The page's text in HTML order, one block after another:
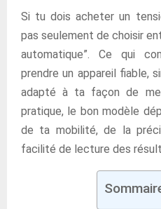
Si tu dois acheter un
pas seulement de choisir
automatique”. Ce qui
prendre un appareil fiable,
adapté à ta façon de
pratique, le bon modèle
de ta mobilité, de la
facilité de lecture des